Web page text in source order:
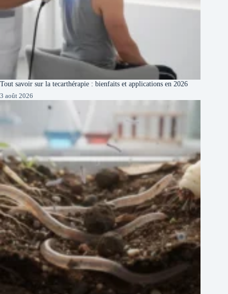
Tout savoir sur la tecarthérapie : bienfaits et applications en 2026
3 août 2026